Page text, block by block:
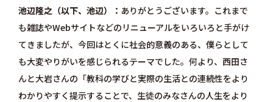
池辺隆之（以下、池辺）
ありがとうございます。これまで
も雑誌やWebサイトなどのリニューアルをいろいろと手がけ
てきましたが、今回はとくに社会的意義のある、僕らとして
も大変やりがいを感じられるテーマでした。何より、西田さ
んと大岩さんの「教科の学びと実際の生活との連続性をより
わかりやすく提示することで、生徒のみなさんの人生をより